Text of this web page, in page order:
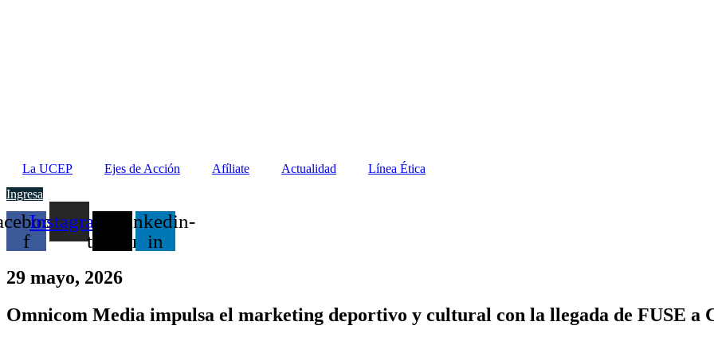
La UCEP Ejes de Acción Afíliate Actualidad
Línea Ética
Ingresa
f
Instagram
twitter
Linkedin-
in
29 mayo, 2026
Omnicom Media impulsa el marketing deportivo y cultural con la llegada de FUSE a